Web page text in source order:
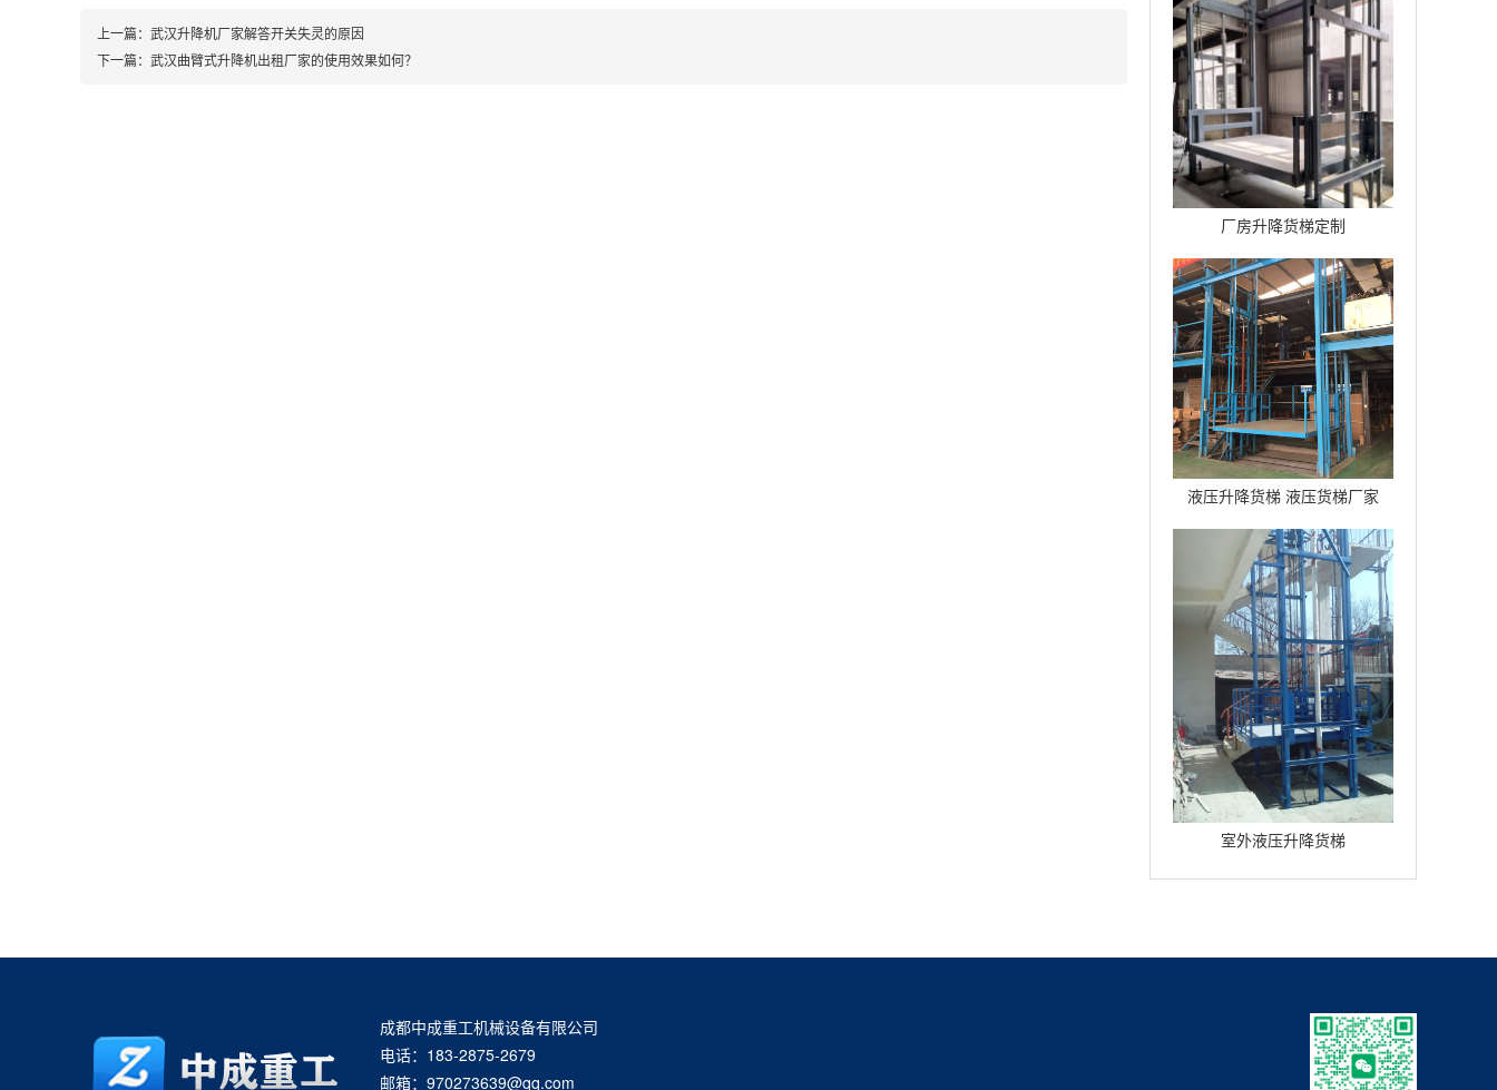
厂房升降货梯定制
液压升降货梯 液压货梯厂家
室外液压升降货梯
上一篇： 武汉升降机厂家解答开关失灵的原因
下一篇： 武汉曲臂式升降机出租厂家的使用效果如何？
成都中成重工机械设备有限公司
电话：183-2875-2679
邮箱：970273639@qq.com